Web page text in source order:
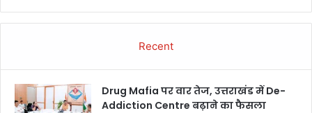
Recent
Drug Mafia पर वार तेज, उत्तराखंड में De-
Addiction Centre बढ़ाने का फैसला